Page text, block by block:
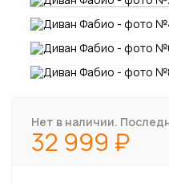
Нет в наличии.
32 999